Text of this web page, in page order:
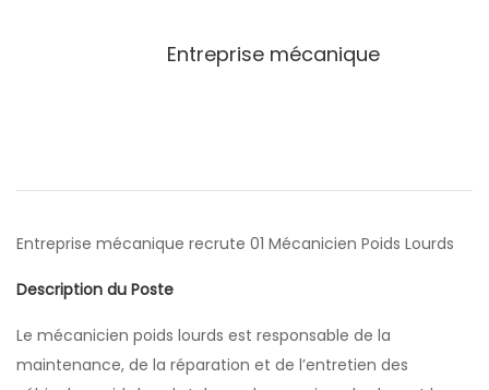
Entreprise mécanique
Entreprise mécanique recrute 01 Mécanicien Poids Lourds
Description du Poste
Le mécanicien poids lourds est responsable de la
maintenance, de la réparation et de l’entretien des